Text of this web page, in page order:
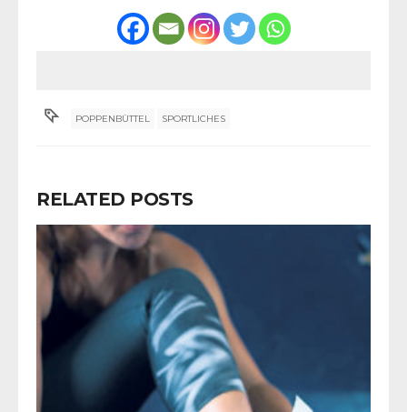
POPPENBÜTTEL SPORTLICHES
RELATED POSTS